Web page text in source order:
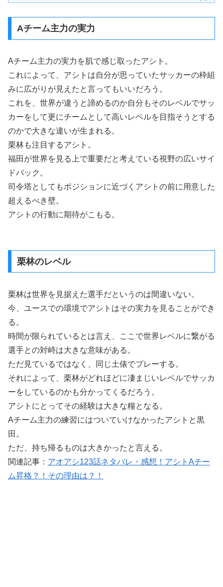
Aチーム主力の実力
Aチーム主力の実力を肌で感じ取ったアシト。
これによって、アシトは自分が思っていたサッカーの枠組
みに広がりが見えたと言ってもいいだろう。
これを、世界が違うと諦めるのか自分もそのレベルでサッ
カーをして更にチームとして高いレベルを目指そうとする
のかで大きな違いが生まれる。
栗林も注目するアシト。
福田が世界を見る上で重要だと考えている視野の広いサイ
ドバック。
司令塔としてもポジションに近づくアシトの前に用意した
超えるべき壁。
アシトの行動に期待がこもる。
栗林のレベル
栗林は世界を見据えた選手だというのは間違いない。
今、ユースでの環境でアシトはその実力を見ることができ
る。
時間が限られているとは言え、ここで世界レベルに繋がる
選手との対峙は大きな意味がある。
ただ見ているではなく、同じ土俵でプレーする。
それによって、栗林がどれほどに凄まじいレベルでサッカ
ーをしているのかも分かってくるだろう。
アシトにとってその経験は大きな糧となる。
Aチーム主力の練習にはついていけなかったアシトと黒
田。
ただ、持ち帰るものは大きかったと言える。
関連記事： アオアシ123話ネタバレ・感想！アシトAチー
ム昇格？！その理由は？！